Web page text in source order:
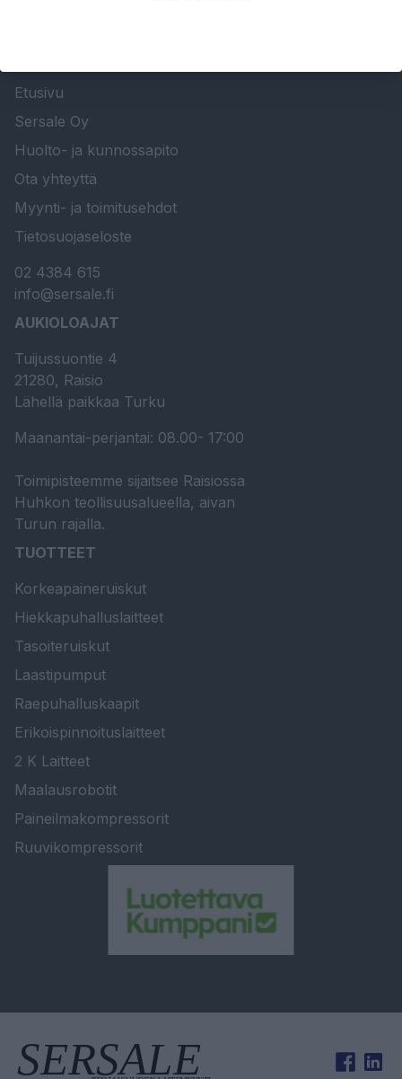
Etusivu
Sersale Oy
Huolto- ja kunnossapito
Ota yhteyttä
Myynti- ja toimitusehdot
Tietosuojaseloste
02 4384 615
info@sersale.fi
AUKIOLOAJAT
Tuijussuontie 4
21280, Raisio
Lähellä paikkaa Turku
Maanantai-perjantai: 08.00- 17:00
Toimipisteemme sijaitsee Raisiossa
Huhkon teollisuusalueella, aivan
Turun rajalla.
TUOTTEET
Korkeapaineruiskut
Hiekkapuhalluslaitteet
Tasoiteruiskut
Laastipumput
Raepuhalluskaapit
Erikoispinnoituslaitteet
2 K Laitteet
Maalausrobotit
Paineilmakompressorit
Ruuvikompressorit